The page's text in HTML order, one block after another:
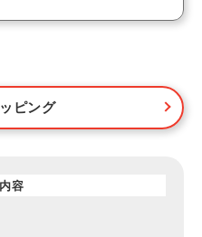
ピング
容